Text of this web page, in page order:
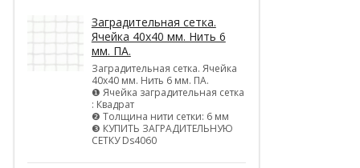
Заградительная сетка.
Ячейка 40х40 мм. Нить 6
мм. ПА.
Заградительная сетка. Ячейка
40х40 мм. Нить 6 мм. ПА.
❶ Ячейка заградительная сетка
: Квадрат
❷ Толщина нити сетки: 6 мм
❸ КУПИТЬ ЗАГРАДИТЕЛЬНУЮ
СЕТКУ Ds4060